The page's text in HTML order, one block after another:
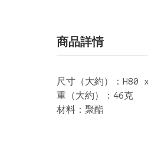
商品詳情
尺寸（大約）：H80
重（大約）：46克
材料：聚酯